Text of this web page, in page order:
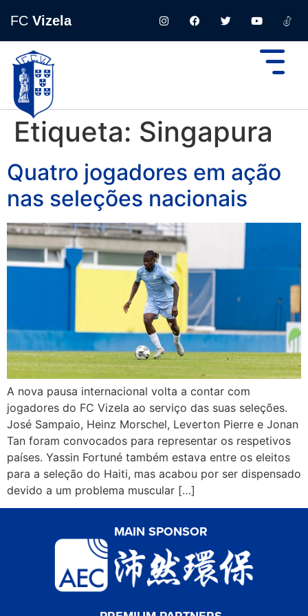
FC Vizela
Etiqueta: Singapura
Quatro jogadores em ação
nas seleções nacionais
A nova pausa internacional volta a contar com
jogadores do FC Vizela ao serviço das suas seleções.
José Sampaio, Heinz Morschel, Leverton Pierre e Jonan
Tan foram convocados para representar os respetivos
países. Yassin Fortuné também estava entre os eleitos
para a seleção do Haiti, mas acabou por ser dispensado
devido a um problema muscular […]
MAIN SPONSOR